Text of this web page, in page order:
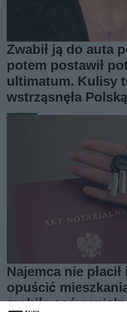
Zwabił ją do auta
potem postawił
ultimatum. Kulisy
wstrząsnęła Polską
Najemca nie
opuścić
zrobiła coś